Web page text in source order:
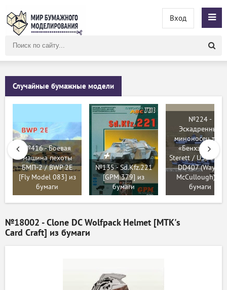
сайту
Вход
Случайные бумажные модели
№416 - Боевая
машина пехоты
БМП-2 / BWP 2E
[Fly Model 083] из
бумаги
№135 - Sd.Kfz.221
[GPM 379] из
бумаги
№224 -
Эскадренный
миноносец типа
«Бенхэм» USS
Sterett / USS
DD407 (Wayne
McCullough) из
бумаги
№18002 - Clone DC Wolfpack Helmet [MTK's
Card Craft] из бумаги